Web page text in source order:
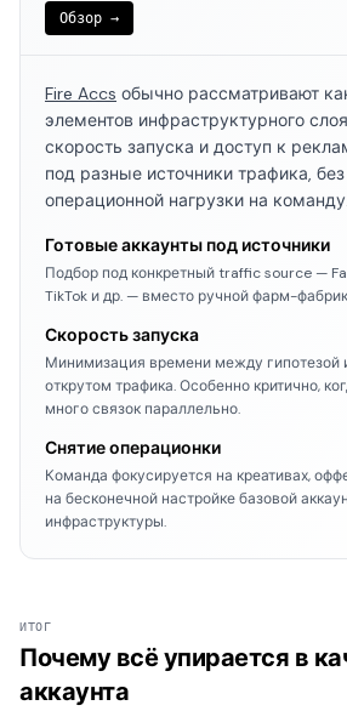
Обзор →
Fire Accs обычно рассматривают
элементов инфраструктурного
скорость запуска и доступ к
под разные источники трафика,
операционной нагрузки на команду.
Готовые аккаунты под источники
Подбор под конкретный traffic source —
TikTok и др. — вместо ручной фарм-
Скорость запуска
Минимизация времени между гипотезой
открутом трафика. Особенно критично,
много связок параллельно.
Снятие операционки
Команда фокусируется на креативах,
на бесконечной настройке базовой
инфраструктуры.
ИТОГ
Почему всё упирается в
аккаунта